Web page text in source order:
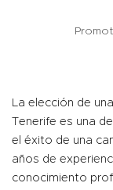
La elección de
Tenerife es una
el éxito de una
años de
conocimiento